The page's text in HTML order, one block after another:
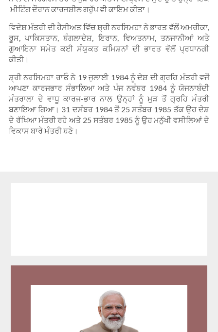
ਮੀਟਿੰਗ ਦੌਰਾਨ ਕਾਰਜਸ਼ੀਲ ਗਰੁੱਪ ਵੀ ਕਾਇਮ ਕੀਤਾ।
ਵਿਦੇਸ਼ ਮੰਤਰੀ ਦੀ ਹੈਸੀਅਤ ਵਿੱਚ ਸ਼੍ਰੀ ਨਰਸਿਮਹਾ ਨੇ ਭਾਰਤ ਵੱਲੋਂ ਅਮਰੀਕਾ,
ਰੂਸ, ਪਾਕਿਸਤਾਨ, ਬੰਗਲਾਦੇਸ਼, ਇਰਾਨ, ਵਿਅਤਨਾਮ, ਤਨਜਾਨੀਆਂ ਅਤੇ
ਗੁਆਇਨਾ ਸਮੇਤ ਕਈ ਸੰਯੁਕਤ ਕਮਿਸ਼ਨਾਂ ਦੀ ਭਾਰਤ ਵੱਲੋਂ ਪ੍ਰਧਾਨਗੀ
ਕੀਤੀ।
ਸ਼੍ਰੀ ਨਰਸਿਮਹਾ ਰਾਓ ਨੇ 19 ਜੁਲਾਈ 1984 ਨੂੰ ਦੇਸ਼ ਦੀ ਗ੍ਰਹਿ ਮੰਤਰੀ ਵਜੋਂ
ਆਪਣਾ ਕਾਰਜਭਾਰ ਸੰਭਾਲਿਆ ਅਤੇ ਪੰਜ ਨਵੰਬਰ 1984 ਨੂੰ ਯੋਜਨਾਬੰਦੀ
ਮੰਤਰਾਲਾ ਦੇ ਵਾਧੂ ਕਾਰਜ-ਭਾਰ ਨਾਲ ਉਨ੍ਹਾਂ ਨੂੰ ਮੁੜ ਤੋਂ ਗ੍ਰਹਿ ਮੰਤਰੀ
ਬਣਾਇਆ ਗਿਆ। 31 ਦਸੰਬਰ 1984 ਤੋਂ 25 ਸਤੰਬਰ 1985 ਤੱਕ ਉਹ ਦੇਸ਼
ਦੇ ਰੱਖਿਆ ਮੰਤਰੀ ਰਹੇ ਅਤੇ 25 ਸਤੰਬਰ 1985 ਨੂੰ ਉਹ ਮਨੁੱਖੀ ਵਸੀਲਿਆਂ ਦੇ
ਵਿਕਾਸ ਬਾਰੇ ਮੰਤਰੀ ਬਣੇ।